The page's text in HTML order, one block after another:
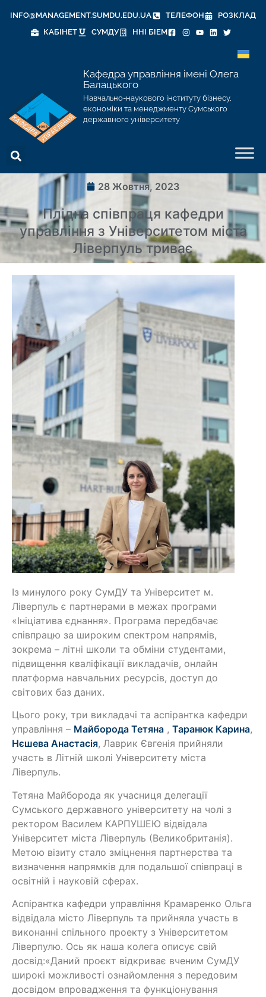
INFO@MANAGEMENT.SUMDU.EDU.UA ТЕЛЕФОН
РОЗКЛАД
КАБІНЕТ
СУМДУ ННІ БІЕМ
Кафедра управління імені Олега
Балацького
Навчально-наукового інституту бізнесу,
економіки та менеджменту Сумського
державного університету
28 Жовтня, 2023
Плідна співпраця кафедри
управління з Університетом міста
Ліверпуль триває
Із минулого року СумДУ та Університет м.
Ліверпуль є партнерами в межах програми
«Ініціатива єднання». Програма передбачає
співпрацю за широким спектром напрямів,
зокрема – літні школи та обміни студентами,
підвищення кваліфікації викладачів, онлайн
платформа навчальних ресурсів, доступ до
світових баз даних.
Цього року, три викладачі та аспірантка кафедри
управління – Майборода Тетяна , Таранюк Карина,
Нєшева Анастасія, Лаврик Євгенія прийняли
участь в Літній школі Університету міста
Ліверпуль.
Тетяна Майборода як учасниця делегації
Сумського державного університету на чолі з
ректором Василем КАРПУШЕЮ відвідала
Університет міста Ліверпуль (Великобританія).
Метою візиту стало зміцнення партнерства та
визначення напрямків для подальшої співпраці в
освітній і науковій сферах.
Аспірантка кафедри управління Крамаренко Ольга
відвідала місто Ліверпуль та прийняла участь в
виконанні спільного проекту з Університетом
Ліверпулю. Ось як наша колега описує свій
досвід:«Даний проєкт відкриває вченим СумДУ
широкі можливості ознайомлення з передовим
досвідом впровадження та функціонування